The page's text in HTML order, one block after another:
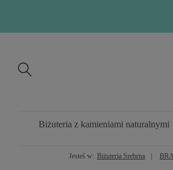
Biżuteria z kamieniami naturalnymi
Jesteś w: Biżuteria Srebrna